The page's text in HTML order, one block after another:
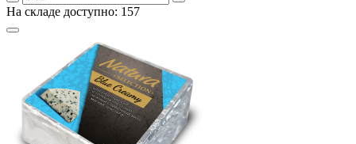
На складе доступно: 157